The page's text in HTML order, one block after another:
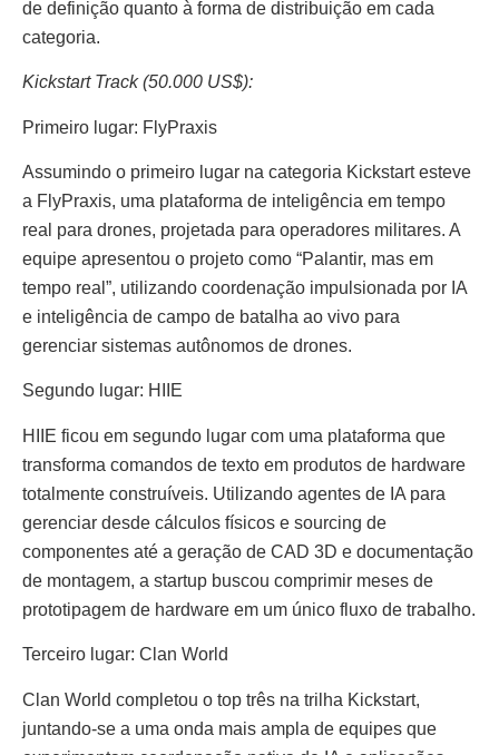
de definição quanto à forma de distribuição em cada
categoria.
Kickstart Track (50.000 US$):
Primeiro lugar: FlyPraxis
Assumindo o primeiro lugar na categoria Kickstart esteve
a FlyPraxis, uma plataforma de inteligência em tempo
real para drones, projetada para operadores militares. A
equipe apresentou o projeto como “Palantir, mas em
tempo real”, utilizando coordenação impulsionada por IA
e inteligência de campo de batalha ao vivo para
gerenciar sistemas autônomos de drones.
Segundo lugar: HIIE
HIIE ficou em segundo lugar com uma plataforma que
transforma comandos de texto em produtos de hardware
totalmente construíveis. Utilizando agentes de IA para
gerenciar desde cálculos físicos e sourcing de
componentes até a geração de CAD 3D e documentação
de montagem, a startup buscou comprimir meses de
prototipagem de hardware em um único fluxo de trabalho.
Terceiro lugar: Clan World
Clan World completou o top três na trilha Kickstart,
juntando-se a uma onda mais ampla de equipes que